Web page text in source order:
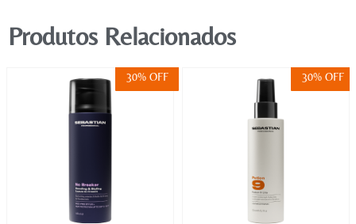
Produtos Relacionados
30% OFF 30% OFF